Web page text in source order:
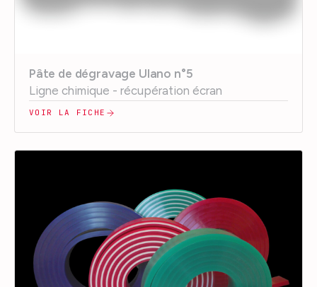
Pâte de dégravage Ulano n°5
Ligne chimique - récupération écran
VOIR LA FICHE